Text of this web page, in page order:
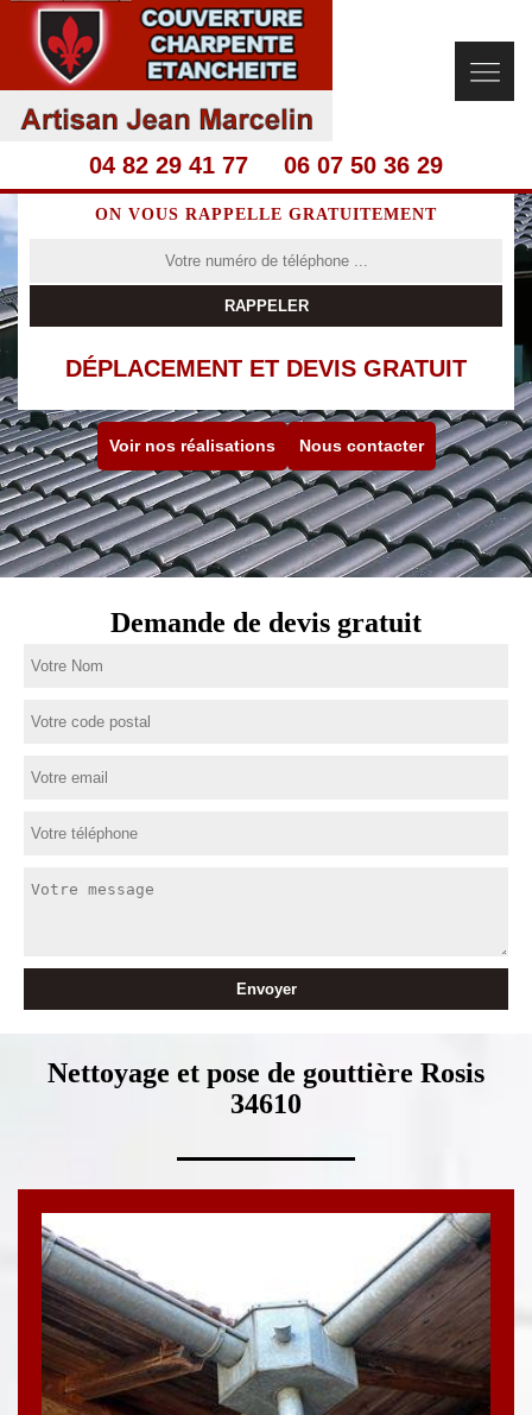
04 82 29 41 77 06 07 50 36 29
ON VOUS RAPPELLE GRATUITEMENT
DÉPLACEMENT ET DEVIS GRATUIT
Voir nos réalisations Nous contacter
Demande de devis gratuit
Nettoyage et pose de gouttière Rosis
34610